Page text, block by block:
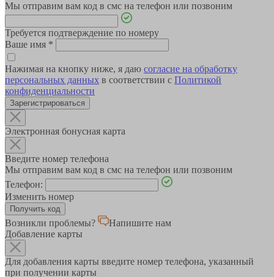
Мы отправим вам код в смс на телефон или позвоним
Требуется подтверждение по номеру
Ваше имя *
Нажимая на кнопку ниже, я даю согласие на обработку
персональных данных в соответствии с Политикой
конфиденциальности
Зарегистрироваться
Электронная бонусная карта
Введите номер телефона
Мы отправим вам код в смс на телефон или позвоним
Телефон:
Изменить номер
Возникли проблемы?
Напишите нам
Добавление карты
Для добавления карты введите номер телефона, указанный
при получении карты